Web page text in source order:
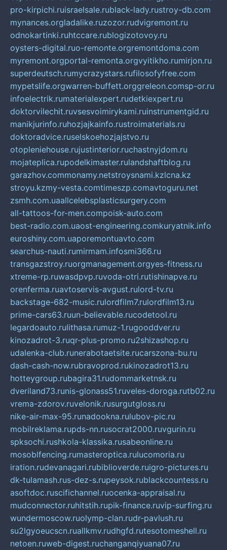
pro-kirpichi.ruisraelsale.rublack-lady.rustroy-db.com
mynances.orgladalike.ruzozor.rudvigremont.ru
odnokartinki.ruhtccare.rublogizotovoy.ru
oysters-digital.ruo-remonte.orgremontdoma.com
myremont.orgportal-remonta.orgvyitikho.rumirjon.ru
superdeutsch.rumycrazystars.rufilosofyfree.com
mypetslife.orgwarren-buffett.orggreleon.comsp-or.ru
infoelectrik.rumaterialexpert.rudetkiexpert.ru
doktorvilechit.ruvsesvoimirykami.ruinstrumentgid.ru
manikjurinfo.ruhozjajkainfo.rustroimaterials.ru
doktoradvice.ruselskoehozjajstvo.ru
otopleniehouse.rujustinterior.ruchastnyjdom.ru
mojateplica.rupodelkimaster.rulandshaftblog.ru
garazhov.commonamy.netstroysnami.kzlcna.kz
stroyu.kzmy-vesta.comtimeszp.comavtoguru.net
zsmh.com.uaallcelebsplasticsurgery.com
all-tattoos-for-men.compoisk-auto.com
best-radio.com.uaost-engineering.comkuryatnik.info
euroshiny.com.uaporemontuavto.com
searchus-nauti.rumirmam.infosmi366.ru
transgazstroy.ruorgmanagement.orgyes-fitness.ru
xtreme-rp.ruwasdpvp.ruvoda-otri.rutishinapve.ru
orenferma.ruavtoservis-avgust.rulord-tv.ru
backstage-682-music.rulordfilm7.rulordfilm13.ru
prime-cars63.ruun-believable.rucodetool.ru
legardoauto.rulithasa.rumuz-1.rugooddver.ru
kinozadrot-3.ruqr-plus-promo.ru2shizashop.ru
udalenka-club.runerabotaetsite.rucarszona-bu.ru
dash-cash-now.rubravoprod.rukinozadrot13.ru
hotteygroup.rubagira31.rudommarketnsk.ru
dveriland73.runis-glonass51.ruveles-doroga.rutb02.ru
vrema-zdorov.ruvelonik.rusurgutgloss.ru
nike-air-max-95.runadookna.rulubov-pic.ru
mobilreklama.rupds-nn.rusocrat2000.ruvgurin.ru
spksochi.rushkola-klassika.rusabeonline.ru
mosoblfencing.rumasteroptica.rulucomoria.ru
iration.rudevanagari.rubiblioverde.ruigro-pictures.ru
dk-tulamash.rus-dez-s.rupeysok.rublackcountess.ru
asoftdoc.ruscifichannel.ruocenka-appraisal.ru
mudconnector.ruhitstih.rupik-finance.ruvip-surfing.ru
wundermoscow.ruolymp-clan.rudr-pavlush.ru
su2lgyoeucscn.ruallkmv.rudhgfd.rutesotomeshell.ru
netoen.ruweb-digest.ruchanganqiyuana07.ru